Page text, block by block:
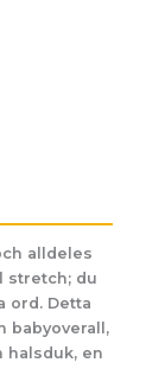
alldeles
stretch; du
ord. Detta
babyoverall,
halsduk, en